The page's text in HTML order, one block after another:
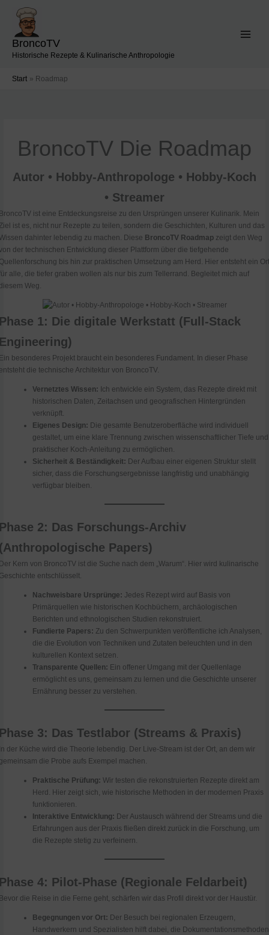
Inhalt
springen
BroncoTV
Historische Rezepte & Kulinarische Anthropologie
Start Roadmap
BroncoTV Die Roadmap
Autor • Hobby-Anthropologe • Hobby-Koch
• Streamer
ist eine Entdeckungsreise zu den Ursprüngen unserer Kulinarik. Mein
ist es, nicht nur Rezepte zu teilen, sondern die Geschichten, Kulturen und das
dahinter lebendig zu machen. Diese BroncoTV Roadmap zeigt den Weg
der technischen Entwicklung dieser Plattform über die tiefgehende
bis hin zur praktischen Umsetzung am Herd. Hier entsteht ein
alle, die tiefer graben wollen als nur bis zum Tellerrand. Begleitet mich auf
Weg.
1: Die digitale Werkstatt (Full-Stack
besonderes Projekt braucht ein besonderes Fundament. In dieser Phase
die technische Architektur von BroncoTV.
Vernetztes Wissen: Ich entwickle ein System, das Rezepte direkt mit
historischen Daten, Zeitachsen und geografischen Hintergründen
verknüpft.
Eigenes Design: Die gesamte Benutzeroberfläche wird individuell
gestaltet, um eine klare Trennung zwischen wissenschaftlicher Tiefe und
praktischer Koch-Anleitung zu ermöglichen.
Sicherheit & Beständigkeit: Der Aufbau einer eigenen Struktur stellt
sicher, dass die Forschungsergebnisse langfristig und unabhängig
verfügbar bleiben.
2: Das Forschungs-Archiv
Papers)
Kern von BroncoTV ist die Suche nach dem „Warum“. Hier wird kulinarische
entschlüsselt.
Nachweisbare Ursprünge: Jedes Rezept wird auf Basis von
Primärquellen wie historischen Kochbüchern, archäologischen
Berichten und ethnologischen Studien rekonstruiert.
Fundierte Papers: Zu den Schwerpunkten veröffentliche ich Analysen,
die die Evolution von Techniken und Zutaten beleuchten und in den
kulturellen Kontext setzen.
Transparente Quellen: Ein offener Umgang mit der Quellenlage
ermöglicht es uns, gemeinsam zu lernen und die Geschichte unserer
Ernährung besser zu verstehen.
3: Das Testlabor (Streams & Praxis)
der Küche wird die Theorie lebendig. Der Live-Stream ist der Ort, an dem wir
die Probe aufs Exempel machen.
Praktische Prüfung: Wir testen die rekonstruierten Rezepte direkt am
Herd. Hier zeigt sich, wie historische Methoden in der modernen Praxis
funktionieren.
Interaktive Entwicklung: Der Austausch während der Streams und die
Erfahrungen aus der Praxis fließen direkt zurück in die Forschung, um
die Rezepte stetig zu verfeinern.
4: Pilot-Phase (Regionale Feldarbeit)
die Reise in die Ferne geht, schärfen wir das Profil direkt vor der Haustür.
Begegnungen vor Ort: Der Besuch bei regionalen Erzeugern,
Handwerkern und Spezialisten hilft dabei, die Dokumentationsmethoden